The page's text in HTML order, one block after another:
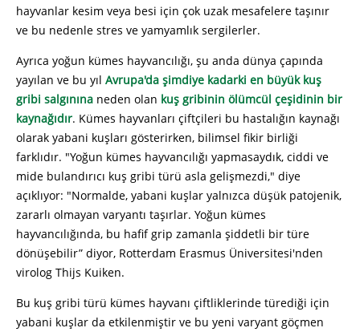
hayvanlar kesim veya besi için çok uzak mesafelere taşınır
ve bu nedenle stres ve yamyamlık sergilerler.
Ayrıca yoğun kümes hayvancılığı, şu anda dünya çapında
yayılan ve bu yıl Avrupa'da şimdiye kadarki en büyük kuş
gribi salgınına neden olan kuş gribinin ölümcül çeşidinin bir
kaynağıdır. Kümes hayvanları çiftçileri bu hastalığın kaynağı
olarak yabani kuşları gösterirken, bilimsel fikir birliği
farklıdır. "Yoğun kümes hayvancılığı yapmasaydık, ciddi ve
mide bulandırıcı kuş gribi türü asla gelişmezdi," diye
açıklıyor: "Normalde, yabani kuşlar yalnızca düşük patojenik,
zararlı olmayan varyantı taşırlar. Yoğun kümes
hayvancılığında, bu hafif grip zamanla şiddetli bir türe
dönüşebilir” diyor, Rotterdam Erasmus Üniversitesi'nden
virolog Thijs Kuiken.
Bu kuş gribi türü kümes hayvanı çiftliklerinde türediği için
yabani kuşlar da etkilenmiştir ve bu yeni varyant göçmen